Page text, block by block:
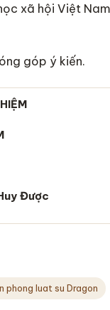
xã hội Việt
góp ý kiến.
Được
phong luat su Dragon